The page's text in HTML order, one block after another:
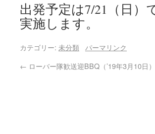
出発予定は7/21（日）
実施します。
カテゴリー: 未分類
パーマリンク
← ローバー隊歓送迎BBQ（’19年3月10日）